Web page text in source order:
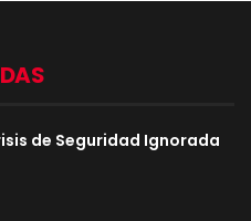
de Seguridad Ignorada